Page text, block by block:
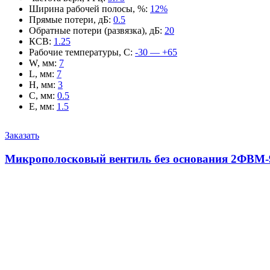
Ширина рабочей полосы, %: 12%
Прямые потери, дБ: 0.5
Обратные потери (развязка), дБ: 20
КСВ: 1.25
Рабочие температуры, С: -30 — +65
W, мм: 7
L, мм: 7
H, мм: 3
C, мм: 0.5
E, мм: 1.5
Заказать
Микрополосковый вентиль без основания